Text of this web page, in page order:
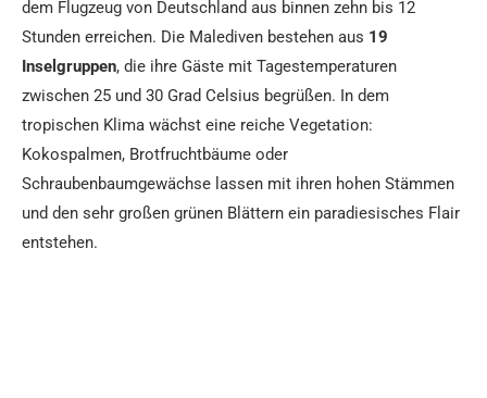
dem Flugzeug von Deutschland aus binnen zehn bis 12
Stunden erreichen. Die Malediven bestehen aus 19
Inselgruppen, die ihre Gäste mit Tagestemperaturen
zwischen 25 und 30 Grad Celsius begrüßen. In dem
tropischen Klima wächst eine reiche Vegetation:
Kokospalmen, Brotfruchtbäume oder
Schraubenbaumgewächse lassen mit ihren hohen Stämmen
und den sehr großen grünen Blättern ein paradiesisches Flair
entstehen.